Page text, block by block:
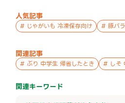
人気記事
# じゃがいも 冷凍保存向け # 豚バ
関連記事
# ぶり 中学生 帰省したとき # しそ
関連キーワード